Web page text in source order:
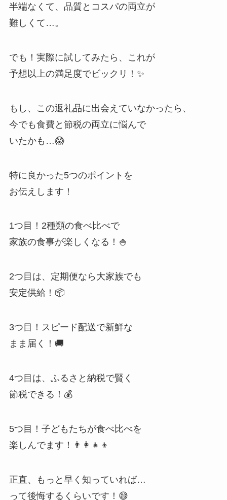
半端なくて、品質とコスパの両立が
難しくて…。
でも！実際に試してみたら、これが
予想以上の満足度でビックリ！✨
もし、この返礼品に出会えていなかったら、
今でも食費と節税の両立に悩んで
いたかも…😱
特に良かった5つのポイントを
お伝えします！
1つ目！2種類の食べ比べで
家族の食事が楽しくなる！🍚
2つ目は、定期便なら大家族でも
安定供給！📦
3つ目！スピード配送で新鮮な
まま届く！🚚
4つ目は、ふるさと納税で賢く
節税できる！💰
5つ目！子どもたちが食べ比べを
楽しんでます！👨‍👩‍👧‍👦
正直、もっと早く知っていれば…
って後悔するくらいです！😅